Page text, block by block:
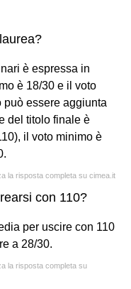
è espressa in
è 18/30 e il voto
può essere aggiunta
del titolo finale è
il voto minimo è
la risposta completa su cimea.it
con 110?
per uscire con 110
a 28/30.
la risposta completa su